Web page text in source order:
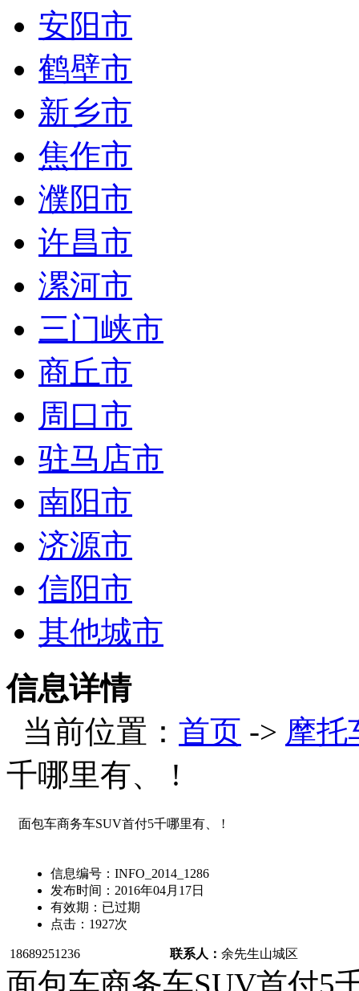
安阳市
鹤壁市
新乡市
焦作市
濮阳市
许昌市
漯河市
三门峡市
商丘市
周口市
驻马店市
南阳市
济源市
信阳市
其他城市
信息详情
当前位置： 首页 -> 摩托
千哪里有、 !
面包车商务车SUV首付5千哪里有、 !
信息编号： INFO_2014_1286
发布时间： 2016年04月17日
有效期： 已过期
点击： 1927次
18689251236 联系人： 余先生山城区